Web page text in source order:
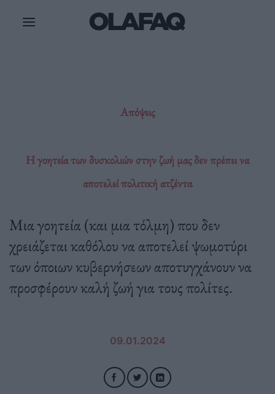
Απόψεις
Η γοητεία των δυσκολιών στην ζωή μας δεν πρέπει να
αποτελεί πολιτική ατζέντα
Μια γοητεία (και μια τόλμη) που δεν
χρειάζεται καθόλου να αποτελεί ψωμοτύρι
των όποιων κυβερνήσεων αποτυγχάνουν να
προσφέρουν καλή ζωή για τους πολίτες.
09.01.2024